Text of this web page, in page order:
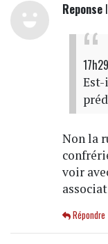
Reponse
17h29
Est-
Non la
voir
Répondre